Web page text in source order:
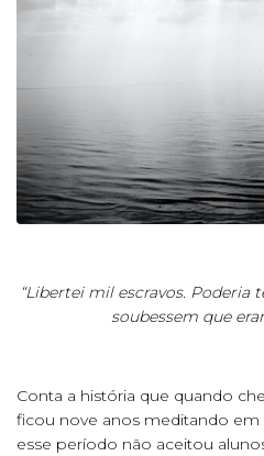
“Libertei mil escravos. Poderia
soubessem que
Conta a história que quando
ficou nove anos meditando em
esse período não aceitou